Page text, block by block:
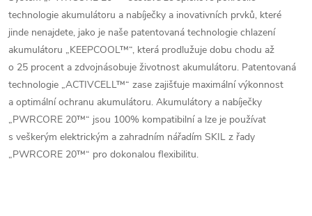
technologie akumulátoru a nabíječky a inovativních prvků, které
jinde nenajdete, jako je naše patentovaná technologie chlazení
akumulátoru „KEEPCOOL™“, která prodlužuje dobu chodu až
o 25 procent a zdvojnásobuje životnost akumulátoru. Patentovaná
technologie „ACTIVCELL™“ zase zajišťuje maximální výkonnost
a optimální ochranu akumulátoru. Akumulátory a nabíječky
„PWRCORE 20™“ jsou 100% kompatibilní a lze je používat
s veškerým elektrickým a zahradním nářadím SKIL z řady
„PWRCORE 20™“ pro dokonalou flexibilitu.